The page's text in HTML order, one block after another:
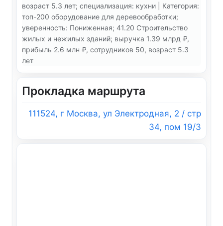
возраст 5.3 лет; специализация: кухни | Категория:
топ-200 оборудование для деревообработки;
уверенность: Пониженная; 41.20 Строительство
жилых и нежилых зданий; выручка 1.39 млрд ₽,
прибыль 2.6 млн ₽, сотрудников 50, возраст 5.3
лет
Прокладка маршрута
111524, г Москва, ул Электродная, 2 / стр
34, пом 19/3